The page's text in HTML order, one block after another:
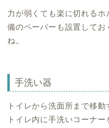
力が弱くても楽に切れる
備のペーパーも設置してお
ね。
手洗い器
トイレから洗面所まで移動
トイレ内に手洗いコーナ